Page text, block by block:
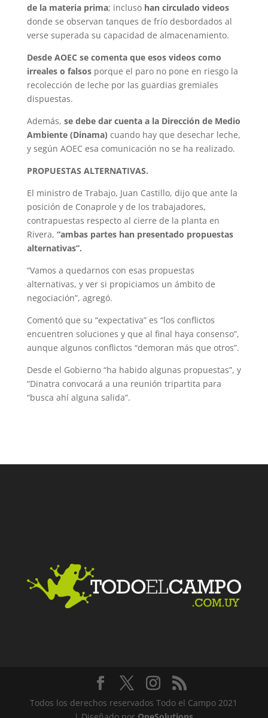
de la materia prima; incluso han circulado videos
donde se observan tanques de frío desbordados al
verse superada su capacidad de almacenamiento.
Desde AOEC se comenta que esos videos como
irreales o falsosporque el paro no pone en riesgo la
recolección de leche por las guardias gremiales
dispuestas.
Además, se debe dar cuenta a la Dirección de Medio
Ambiente (Dinama) cuando hay que desechar leche,
y según AOEC esa comunicación no se ha realizado.
PROPUESTAS ALTERNATIVAS.
El ministro de Trabajo, Juan Castillo, dijo que ante la
posición de Conaprole y de los trabajadores,
contrapuestas respecto al cierre de la planta en
Rivera, “ambas partes han presentado propuestas
alternativas”.
“Vamos a quedarnos con esas propuestas
alternativas, y ver si propiciamos un ámbito de
negociación”, agregó.
Comentó que su “expectativa” es “los conflictos
encuentren soluciones y que al final haya consenso”,
aunque algunos conflictos “demoran más que otros”.
Desde el Gobierno “ha habido algunas propuestas”, y
“Dinatra convocará a una reunión tripartita para
“busca ahí alguna salida”.
Todos los derechos reservados Todo el Campo 2021